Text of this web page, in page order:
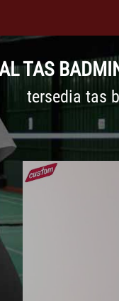
TAS
tersedia tas